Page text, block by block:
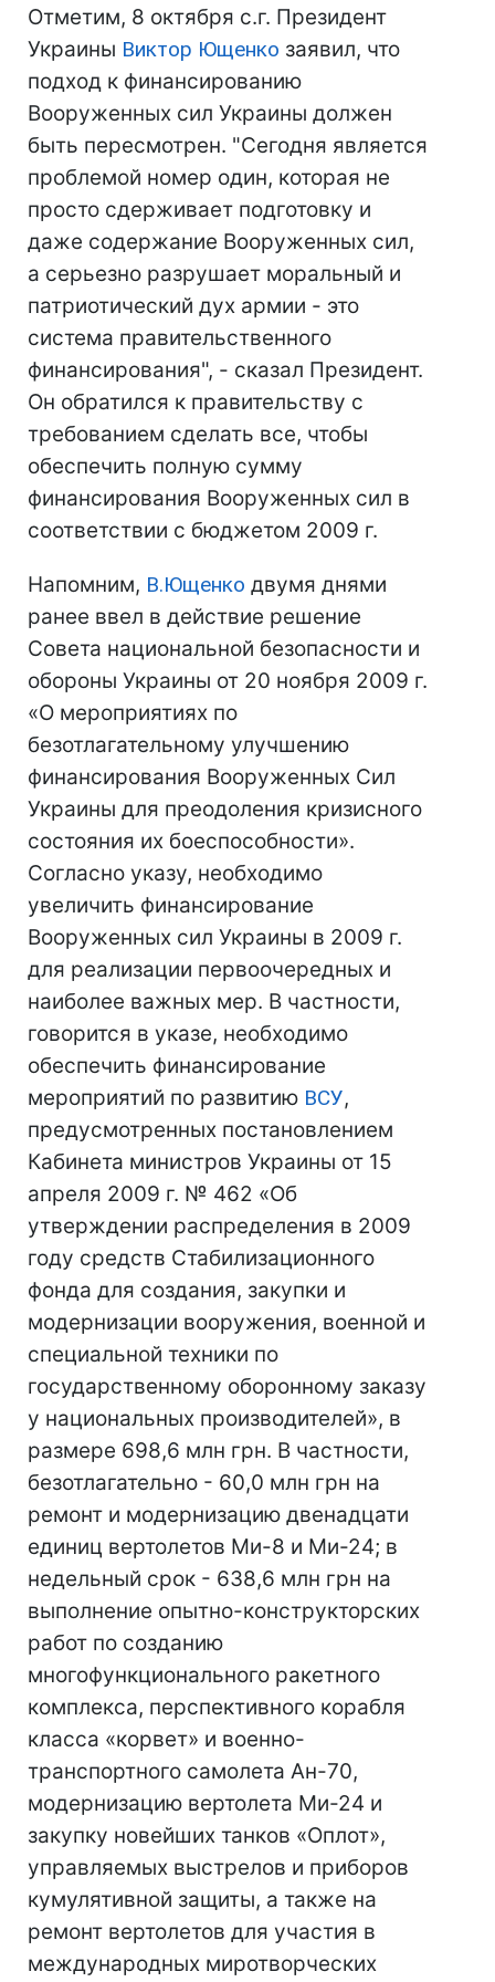
Отметим, 8 октября с.г. Президент
Украины Виктор Ющенко заявил, что
подход к финансированию
Вооруженных сил Украины должен
быть пересмотрен. "Сегодня является
проблемой номер один, которая не
просто сдерживает подготовку и
даже содержание Вооруженных сил,
а серьезно разрушает моральный и
патриотический дух армии - это
система правительственного
финансирования", - сказал Президент.
Он обратился к правительству с
требованием сделать все, чтобы
обеспечить полную сумму
финансирования Вооруженных сил в
соответствии с бюджетом 2009 г.
Напомним, В.Ющенко двумя днями
ранее ввел в действие решение
Совета национальной безопасности и
обороны Украины от 20 ноября 2009 г.
«О мероприятиях по
безотлагательному улучшению
финансирования Вооруженных Сил
Украины для преодоления кризисного
состояния их боеспособности».
Согласно указу, необходимо
увеличить финансирование
Вооруженных сил Украины в 2009 г.
для реализации первоочередных и
наиболее важных мер. В частности,
говорится в указе, необходимо
обеспечить финансирование
мероприятий по развитию ВСУ,
предусмотренных постановлением
Кабинета министров Украины от 15
апреля 2009 г. № 462 «Об
утверждении распределения в 2009
году средств Стабилизационного
фонда для создания, закупки и
модернизации вооружения, военной и
специальной техники по
государственному оборонному заказу
у национальных производителей», в
размере 698,6 млн грн. В частности,
безотлагательно - 60,0 млн грн на
ремонт и модернизацию двенадцати
единиц вертолетов Ми-8 и Ми-24; в
недельный срок - 638,6 млн грн на
выполнение опытно-конструкторских
работ по созданию
многофункционального ракетного
комплекса, перспективного корабля
класса «корвет» и военно-
транспортного самолета Ан-70,
модернизацию вертолета Ми-24 и
закупку новейших танков «Оплот»,
управляемых выстрелов и приборов
кумулятивной защиты, а также на
ремонт вертолетов для участия в
международных миротворческих